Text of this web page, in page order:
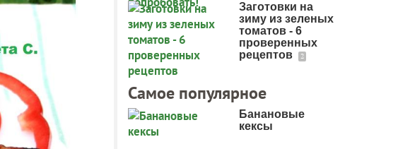
Заготовки на
зиму из зеленых
томатов - 6
проверенных
рецептов
2
Самое популярное
Банановые
кексы